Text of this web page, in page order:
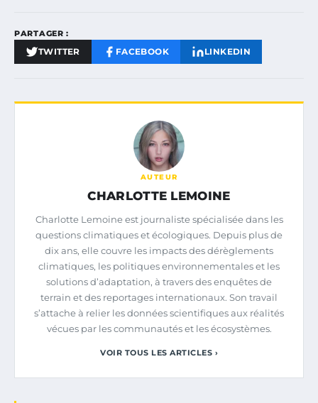
PARTAGER :
TWITTER FACEBOOK LINKEDIN
AUTEUR
CHARLOTTE LEMOINE
Charlotte Lemoine est journaliste spécialisée dans les
questions climatiques et écologiques. Depuis plus de
dix ans, elle couvre les impacts des dérèglements
climatiques, les politiques environnementales et les
solutions d’adaptation, à travers des enquêtes de
terrain et des reportages internationaux. Son travail
s’attache à relier les données scientifiques aux réalités
vécues par les communautés et les écosystèmes.
VOIR TOUS LES ARTICLES ›